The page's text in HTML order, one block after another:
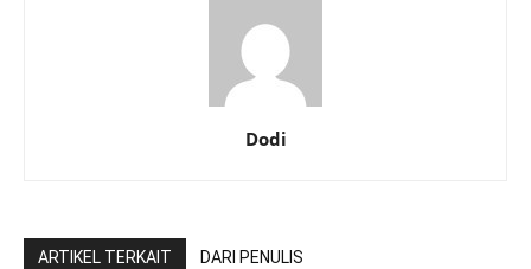
Dodi
ARTIKEL TERKAIT DARI PENULIS